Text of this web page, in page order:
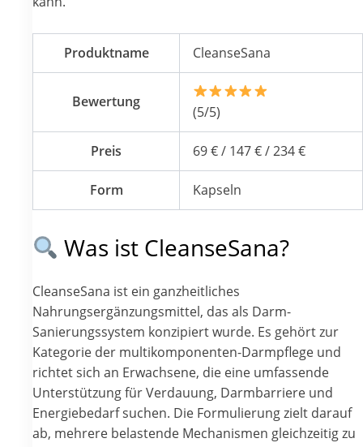
Produktname CleanseSana
Bewertung
(5/5)
Preis 69 € / 147 € / 234 €
Form Kapseln
Was ist CleanseSana?
CleanseSana ist ein ganzheitliches
Nahrungsergänzungsmittel, das als Darm-
Sanierungssystem konzipiert wurde. Es gehört zur
Kategorie der multikomponenten-Darmpflege und
richtet sich an Erwachsene, die eine umfassende
Unterstützung für Verdauung, Darmbarriere und
Energiebedarf suchen. Die Formulierung zielt darauf
ab, mehrere belastende Mechanismen gleichzeitig zu